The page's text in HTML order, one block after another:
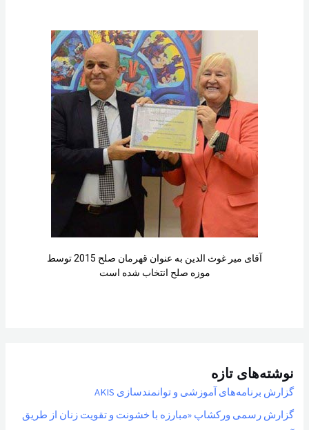
آقای میر غوث الدین به عنوان قهرمان صلح 2015 توسط
موزه صلح انتخاب شده است
نوشته‌های تازه
گزارش برنامه‌های آموزشی و توانمندسازی AKIS
گزارش رسمی ورکشاپ «مبارزه با خشونت و تقویت زنان از طریق